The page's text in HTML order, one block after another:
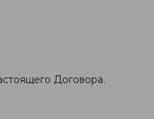
Договора.